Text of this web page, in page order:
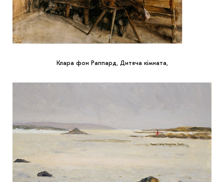
Клара фон Раппард, Дитяча кімната,